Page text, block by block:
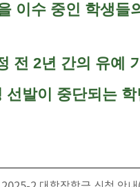
이수 중인 학생들
전 2년 간의 유예
발이 중단되는 학